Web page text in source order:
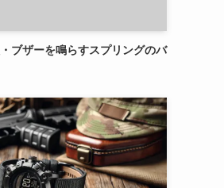
ブザーを鳴らすスプリングのバ